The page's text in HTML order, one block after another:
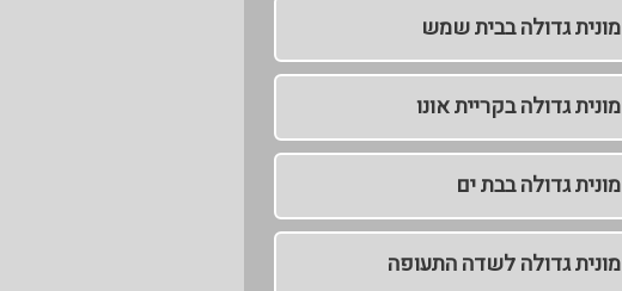
מונית גדולה בבית שמש
מונית גדולה בקריית אונו
מונית גדולה בבת ים
מונית גדולה לשדה התעופה